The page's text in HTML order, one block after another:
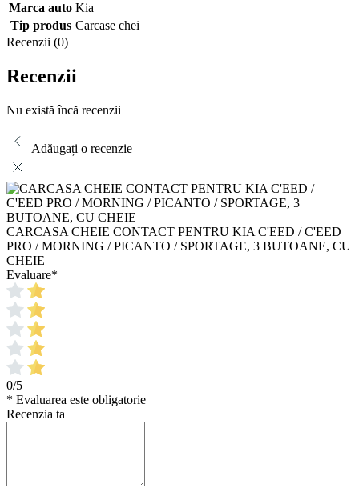
Marca auto Kia
Tip produs Carcase chei
Recenzii (0)
Recenzii
Nu există încă recenzii
Adăugați o recenzie
CARCASA CHEIE CONTACT PENTRU KIA C'EED / C'EED
PRO / MORNING / PICANTO / SPORTAGE, 3 BUTOANE, CU
CHEIE
Evaluare*
0/5
* Evaluarea este obligatorie
Recenzia ta